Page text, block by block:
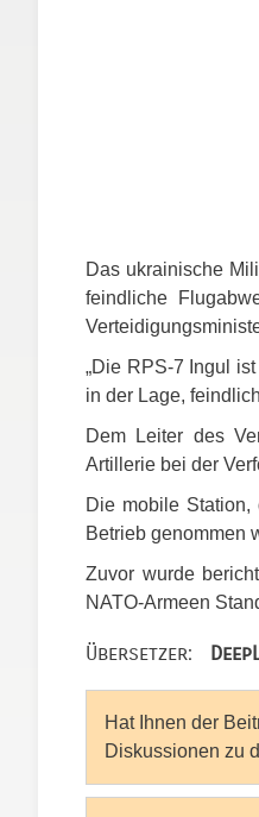
Das ukrainische
feindliche
„Die RPS-7 Ingul
in der Lage,
Dem Leiter des
Artillerie bei der
Die mobile Station,
Betrieb genommen
Zuvor wurde
NATO-Armeen
Übersetzer:
Hat Ihnen der
Diskussionen zu